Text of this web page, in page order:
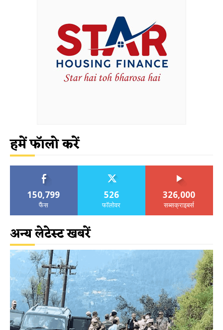
हमें फॉलो करें
150,799
फैंस
526
फॉलोवर
326,000
सब्सक्राइबर्स
अन्य लेटेस्ट खबरें